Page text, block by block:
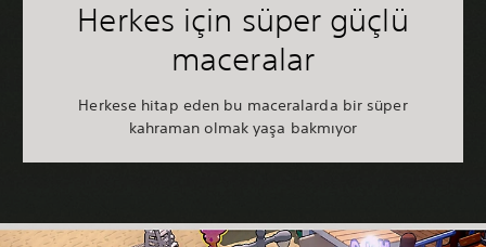
Herkes için süper güçlü
maceralar
Herkese hitap eden bu maceralarda bir süper
kahraman olmak yaşa bakmıyor